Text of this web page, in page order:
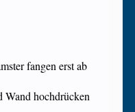
fangen erst ab
Wand hochdrücken